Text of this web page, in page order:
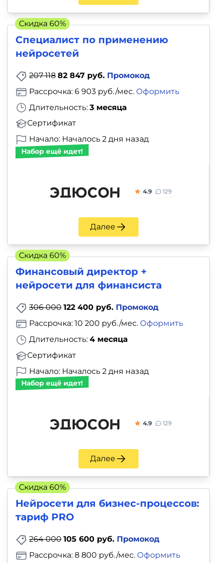
Специалист по применению
нейросетей
207 118 82 847 руб. Промокод
Длительность: 3 месяца
Сертификат
Рассрочка: 6 903 руб./мес. Оформить
Начало: Началось 2 дня назад
Набор ещё идет!
4.9 129
Далее
Скидка 60%
Финансовый директор +
нейросети для финансиста
306 000 122 400 руб. Промокод
Длительность: 4 месяца
Сертификат
Рассрочка: 10 200 руб./мес. Оформить
Начало: Началось 2 дня назад
Набор ещё идет!
4.9 129
Далее
Скидка 60%
Нейросети для бизнес-процессов:
тариф PRO
264 000 105 600 руб. Промокод
Рассрочка: 8 800 руб./мес. Оформить
Скидка 60%